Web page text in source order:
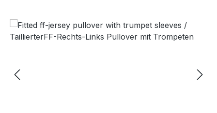
Ignorer la galerie d'images